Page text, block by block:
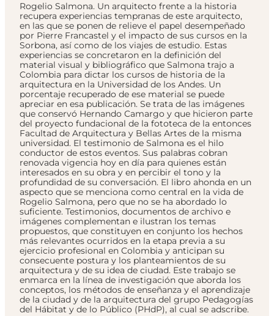
Rogelio Salmona. Un arquitecto frente a la historia
recupera experiencias tempranas de este arquitecto,
en las que se ponen de relieve el papel desempeñado
por Pierre Francastel y el impacto de sus cursos en la
Sorbona, así como de los viajes de estudio. Estas
experiencias se concretaron en la definición del
material visual y bibliográfico que Salmona trajo a
Colombia para dictar los cursos de historia de la
arquitectura en la Universidad de los Andes. Un
porcentaje recuperado de ese material se puede
apreciar en esa publicación. Se trata de las imágenes
que conservó Hernando Camargo y que hicieron parte
del proyecto fundacional de la fototeca de la entonces
Facultad de Arquitectura y Bellas Artes de la misma
universidad. El testimonio de Salmona es el hilo
conductor de estos eventos. Sus palabras cobran
renovada vigencia hoy en día para quienes están
interesados en su obra y en percibir el tono y la
profundidad de su conversación. El libro ahonda en un
aspecto que se menciona como central en la vida de
Rogelio Salmona, pero que no se ha abordado lo
suficiente. Testimonios, documentos de archivo e
imágenes complementan e ilustran los temas
propuestos, que constituyen en conjunto los hechos
más relevantes ocurridos en la etapa previa a su
ejercicio profesional en Colombia y anticipan su
consecuente postura y los planteamientos de su
arquitectura y de su idea de ciudad. Este trabajo se
enmarca en la línea de investigación que aborda los
conceptos, los métodos de enseñanza y el aprendizaje
de la ciudad y de la arquitectura del grupo Pedagogías
del Hábitat y de lo Público (PHdP), al cual se adscribe.